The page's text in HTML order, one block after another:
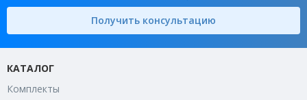
Получить консультацию
КАТАЛОГ
Комплекты